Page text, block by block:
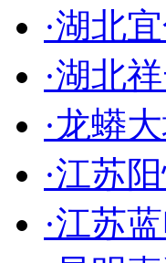
·湖北
·湖北
·龙蟒
·江苏
·江苏